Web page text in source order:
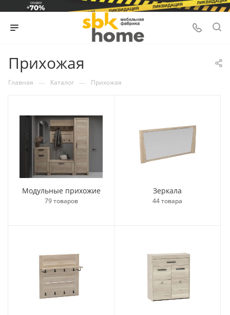
Прихожая
Главная — Каталог — Прихожая
Модульные прихожие
79 товаров
Зеркала
44 товара